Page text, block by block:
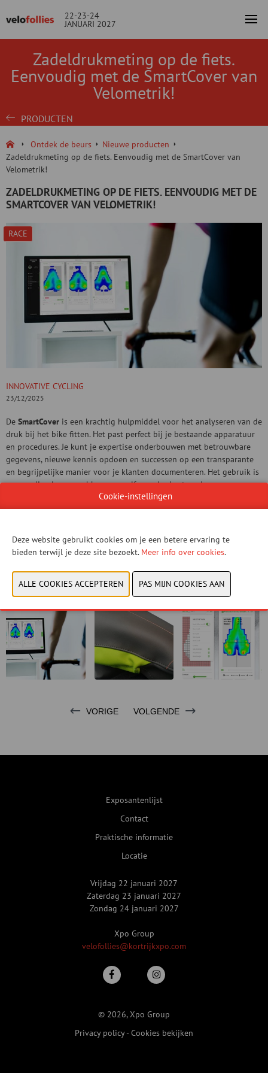
22-23-24
JANUARI 2027
Zadeldrukmeting op de fiets.
Eenvoudig met de SmartCover van
Velometrik!
PRODUCTEN
Ontdek de beurs
Nieuwe producten
Zadeldrukmeting op de fiets. Eenvoudig met de SmartCover van
Velometrik!
ZADELDRUKMETING OP DE FIETS. EENVOUDIG MET DE
SMARTCOVER VAN VELOMETRIK!
RACE
INNOVATIVE CYCLING
23/12/2025
De SmartCover is een krachtig hulpmiddel voor het analyseren van de
druk bij het bike fitten. Het past perfect bij je bestaande apparatuur
en procedures. Je kunt je expertise onderbouwen met betrouwbare
gegevens, nieuwe kennis opdoen en successen op een transparante
en begrijpelijke manier voor je klanten documenteren. Het gebruik is
eenvoudig via een webbrowser, zelfs zonder bestaande
internetverbinding of installatie.
Smartcube PRO, een digitaal apparaat voor het meten van de afstand
Check deze producten bij
Cyclefit, stand 151 in hal 1
VORIGE VOLGENDE
Exposantenlijst
Contact
Praktische informatie
Locatie
Vrijdag 22 januari 2027
Zaterdag 23 januari 2027
Zondag 24 januari 2027
Xpo Group
velofollies@kortrijkxpo.com
© 2026, Xpo Group
Privacy policy-Cookies bekijken
Cookie-instellingen
Deze website gebruikt cookies om je een betere ervaring te
bieden terwijl je deze site bezoekt. Meer info over cookies.